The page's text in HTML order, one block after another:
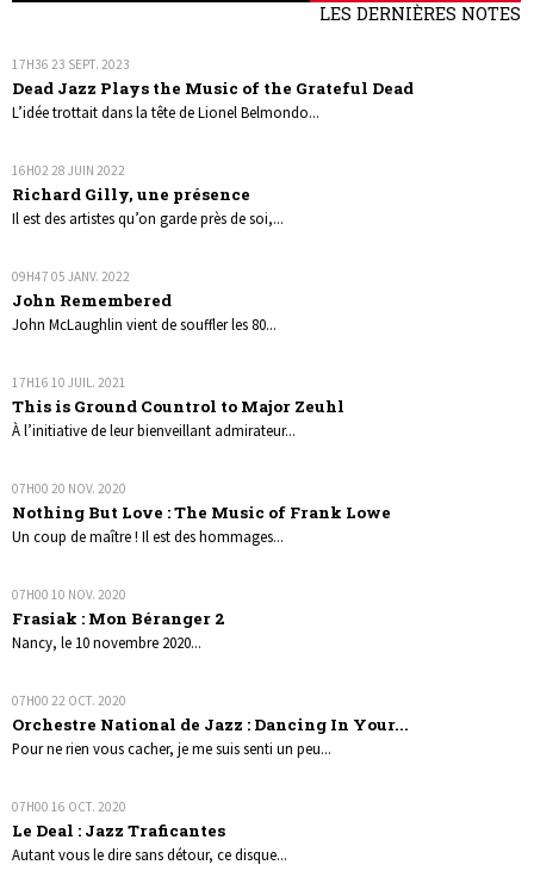
LES DERNIÈRES NOTES
17H36 23 SEPT. 2023
Dead Jazz Plays the Music of the Grateful Dead
L’idée trottait dans la tête de Lionel Belmondo...
16H02 28 JUIN 2022
Richard Gilly, une présence
Il est des artistes qu’on garde près de soi,...
09H47 05 JANV. 2022
John Remembered
John McLaughlin vient de souffler les 80...
17H16 10 JUIL. 2021
This is Ground Countrol to Major Zeuhl
À l’initiative de leur bienveillant admirateur...
07H00 20 NOV. 2020
Nothing But Love : The Music of Frank Lowe
Un coup de maître ! Il est des hommages...
07H00 10 NOV. 2020
Frasiak : Mon Béranger 2
Nancy, le 10 novembre 2020...
07H00 22 OCT. 2020
Orchestre National de Jazz : Dancing In Your...
Pour ne rien vous cacher, je me suis senti un peu...
07H00 16 OCT. 2020
Le Deal : Jazz Traficantes
Autant vous le dire sans détour, ce disque...